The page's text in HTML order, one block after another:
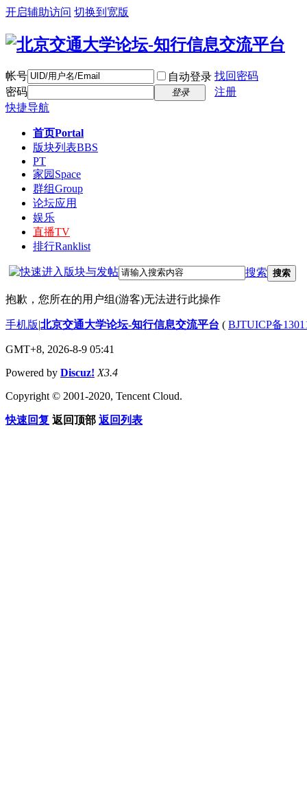
开启辅助访问 切换到宽版
帐号 自动登录 找回密码
密码
登录
注册
快捷导航
首页Portal
版块列表BBS
PT
家园 Space
群组Group
论坛应用
娱乐
直播TV
排行Ranklist
搜索 搜索
抱歉，您所在的用户组(游客)无法进行此操作
手机版|北京交通大学论坛-知行信息交流平台 ( BJTUICP备
GMT+8, 2026-8-9 05:41
Powered by Discuz! X3.4
Copyright © 2001-2020, Tencent Cloud.
快速回复 返回顶部 返回列表